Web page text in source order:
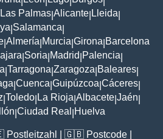
Las Palmas Alicante Lleida
Salamanca
Almería Murcia Girona Barcelona
Soria Madrid Palencia
Tarragona Zaragoza Baleares
Cuenca Guipúzcoa Cáceres
Toledo La Rioja Albacete Jaén
Ciudad Real Huelva
Postleitzahl | 🇬🇧 Postcode